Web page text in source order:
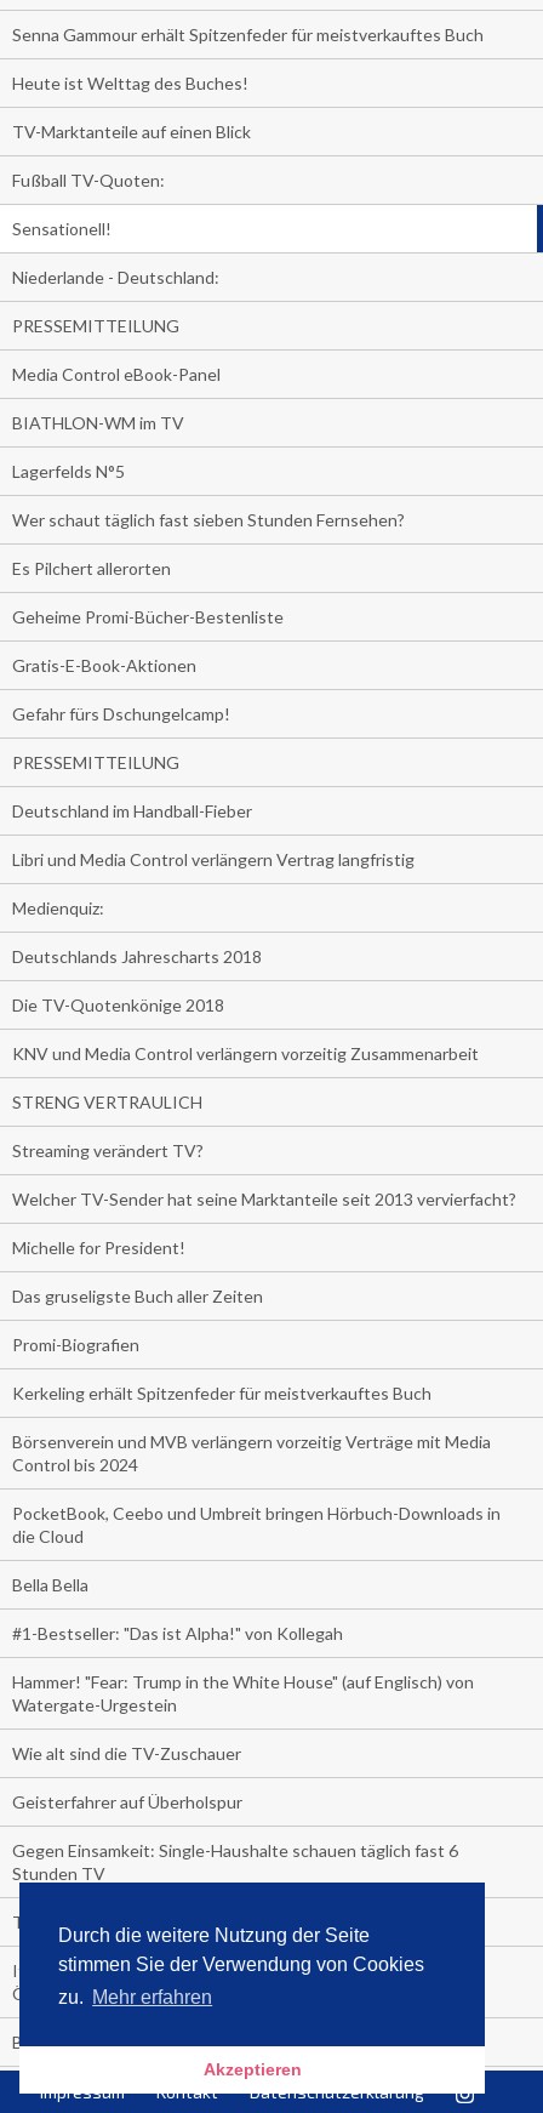
Durch die weitere Nutzung der Seite
stimmen Sie der Verwendung von Cookies
zu. Mehr erfahren
Akzeptieren
Senna Gammour erhält Spitzenfeder für meistverkauftes Buch
Heute ist Welttag des Buches!
TV-Marktanteile auf einen Blick
Fußball TV-Quoten:
Sensationell!
Niederlande - Deutschland:
PRESSEMITTEILUNG
Media Control eBook-Panel
BIATHLON-WM im TV
Lagerfelds N°5
Wer schaut täglich fast sieben Stunden Fernsehen?
Es Pilchert allerorten
Geheime Promi-Bücher-Bestenliste
Gratis-E-Book-Aktionen
Gefahr fürs Dschungelcamp!
PRESSEMITTEILUNG
Deutschland im Handball-Fieber
Libri und Media Control verlängern Vertrag langfristig
Medienquiz:
Deutschlands Jahrescharts 2018
Die TV-Quotenkönige 2018
KNV und Media Control verlängern vorzeitig Zusammenarbeit
STRENG VERTRAULICH
Streaming verändert TV?
Welcher TV-Sender hat seine Marktanteile seit 2013 vervierfacht?
Michelle for President!
Das gruseligste Buch aller Zeiten
Promi-Biografien
Kerkeling erhält Spitzenfeder für meistverkauftes Buch
Börsenverein und MVB verlängern vorzeitig Verträge mit Media
Control bis 2024
PocketBook, Ceebo und Umbreit bringen Hörbuch-Downloads in
die Cloud
Bella Bella
#1-Bestseller: "Das ist Alpha!" von Kollegah
Hammer! "Fear: Trump in the White House" (auf Englisch) von
Watergate-Urgestein
Wie alt sind die TV-Zuschauer
Geisterfahrer auf Überholspur
Gegen Einsamkeit: Single-Haushalte schauen täglich fast 6
Stunden TV
TV-Quote:
Italienisches Kochbuch schießt auf Nummer 1 in Deutschland,
Österreich und Schweiz
Blick in die Garage der TV-Dauerglotzer
Die Deutschen investieren, während die Österreicher und
Impressum Kontakt Datenschutzerklärung